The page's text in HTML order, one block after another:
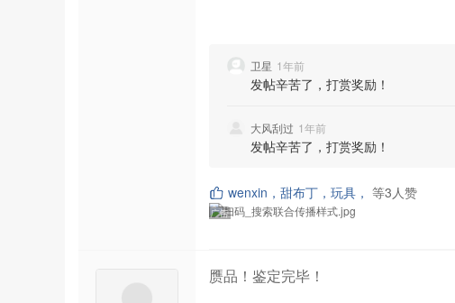
卫星 1年前
发帖辛苦了，打赏奖励！
大风刮过 1年前
发帖辛苦了，打赏奖励！
wenxin，甜布丁，玩具， 等3人赞
赝品！鉴定完毕！